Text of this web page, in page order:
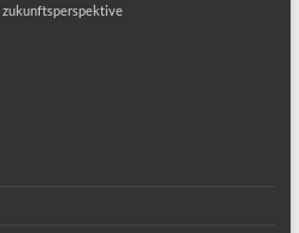
zukunftsperspektive